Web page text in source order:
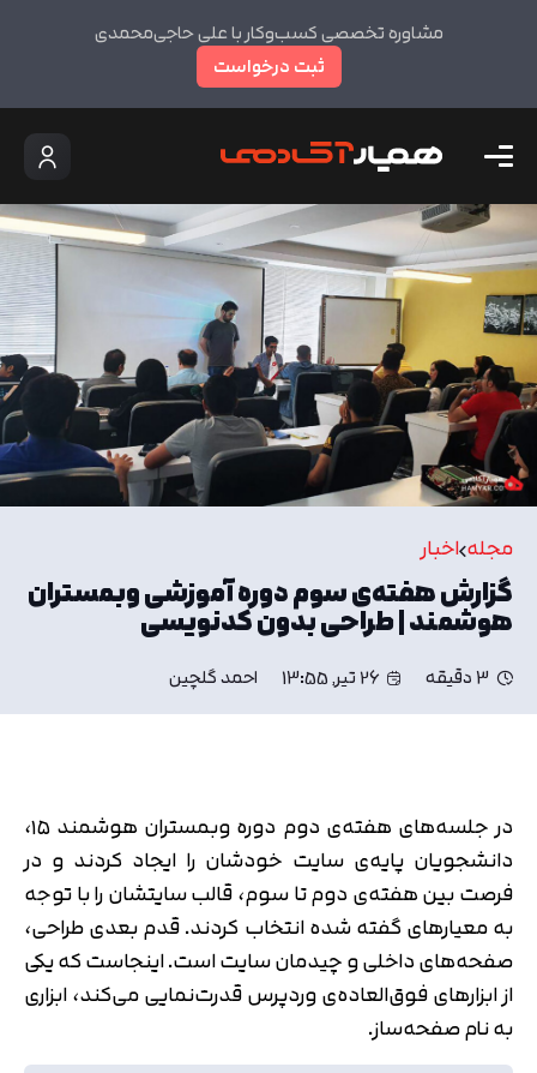
مشاوره تخصصی کسب‌وکار با علی حاجی‌محمدی
ثبت درخواست
مجله اخبار
گزارش هفته‌ی سوم دوره آموزشی وبمستران
هوشمند | طراحی بدون کدنویسی
3 دقیقه 26 تیر, 13:55 احمد گلچین
در جلسه‌های هفته‌ی دوم دوره وبمستران هوشمند ۱۵،
دانشجویان پایه‌ی سایت خودشان را ایجاد کردند و در
فرصت بین هفته‌ی دوم تا سوم، قالب سایتشان را با توجه
به معیارهای گفته شده انتخاب کردند. قدم بعدی طراحی،
صفحه‌های داخلی و چیدمان سایت است. اینجاست که یکی
از ابزارهای فوق‌العاده‌ی وردپرس قدرت‌نمایی می‌کند، ابزاری
به نام صفحه‌ساز.